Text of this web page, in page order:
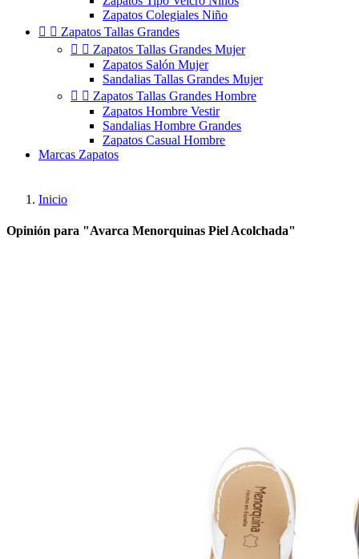
Zapatos Colegiales Niño
  Zapatos Tallas Grandes
  Zapatos Tallas Grandes Mujer
Zapatos Salón Mujer
Sandalias Tallas Grandes Mujer
  Zapatos Tallas Grandes Hombre
Zapatos Hombre Vestir
Sandalias Hombre Grandes
Zapatos Casual Hombre
Marcas Zapatos
Inicio
Opinión para "Avarca Menorquinas Piel Acolchada"